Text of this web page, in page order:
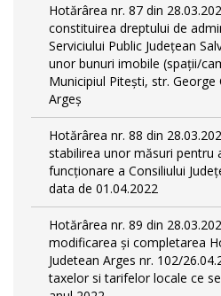
Hotărârea nr. 87 din
constituirea dreptului de
Serviciului Public Județean
unor bunuri imobile (spații/
Municipiul Pitești, str. George
Argeș
Hotărârea nr. 88 din
stabilirea unor măsuri pentru
funcționare a Consiliului
data de 01.04.2022
Hotărârea nr. 89 din
modificarea și completarea
Judetean Arges nr. 102/
taxelor si tarifelor locale ce